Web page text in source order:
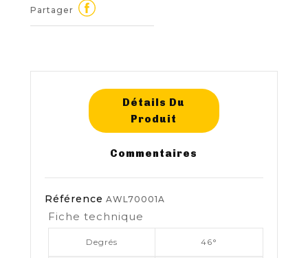
Partager
Détails Du
Produit
Commentaires
Référence AWL70001A
Fiche technique
Degrés 46°